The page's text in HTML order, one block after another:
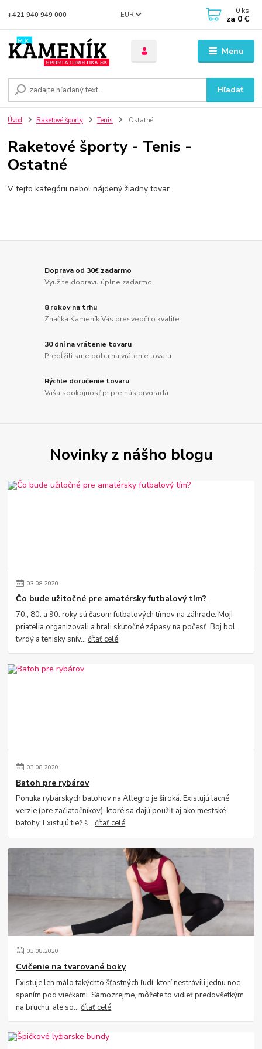
Menu
EUR
Hľadať
+421 940 949 000 0 ks
za 0 €
Úvod Raketové športy Tenis Ostatné
Raketové športy - Tenis -
Ostatné
V tejto kategórii nebol nájdený žiadny tovar.
Doprava od 30€ zadarmo
Využite dopravu úplne zadarmo
8 rokov na trhu
Značka Kameník Vás presvedčí o kvalite
30 dní na vrátenie tovaru
Predĺžili sme dobu na vrátenie tovaru
Rýchle doručenie tovaru
Vaša spokojnosť je pre nás prvoradá
Novinky z nášho blogu
03.08.2020
Čo bude užitočné pre amatérsky futbalový tím?
70., 80. a 90. roky sú časom futbalových tímov na záhrade. Moji
priatelia organizovali a hrali skutočné zápasy na počesť. Boj bol
tvrdý a tenisky snív...čítať celé
03.08.2020
Batoh pre rybárov
Ponuka rybárskych batohov na Allegro je široká. Existujú lacné
verzie (pre začiatočníkov), ktoré sa dajú použiť aj ako mestské
batohy. Existujú tiež š...čítať celé
03.08.2020
Cvičenie na tvarované boky
Existuje len málo takýchto šťastných ľudí, ktorí nestrávili jednu noc
spaním pod viečkami. Samozrejme, môžete to vidieť predovšetkým
na bruchu, ale so...čítať celé